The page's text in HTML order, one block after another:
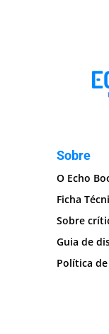
Sobre
O Echo
Ficha
Sobre
Guia de
Política